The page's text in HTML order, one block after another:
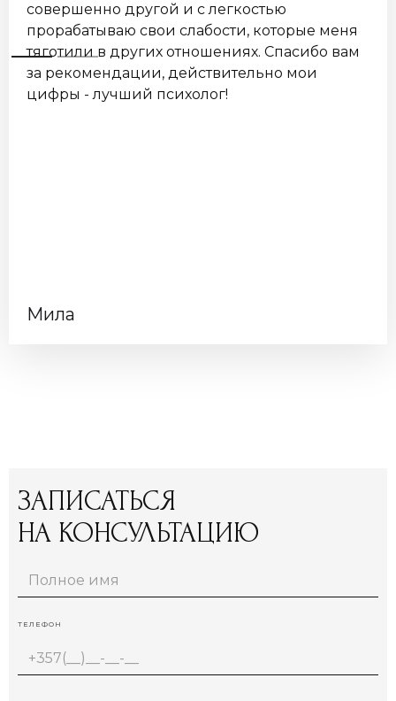
совершенно другой и с легкостью
прорабатываю свои слабости, которые меня
тяготили в других отношениях. Спасибо вам
за рекомендации, действительно мои
цифры - лучший психолог!
Мила
ЗАПИСАТЬСЯ
НА КОНСУЛЬТАЦИЮ
ТЕЛЕФОН